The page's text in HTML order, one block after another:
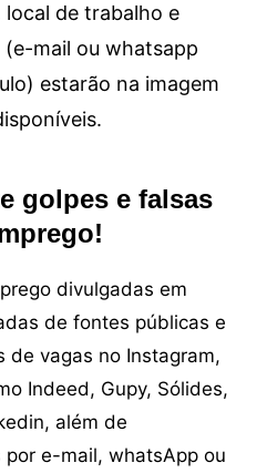
de trabalho e
mail ou whatsapp
estarão na imagem
golpes e falsas
divulgadas em
de fontes públicas e
de vagas no Instagram,
Indeed, Gupy, Sólides,
além de
e-mail, whatsApp ou